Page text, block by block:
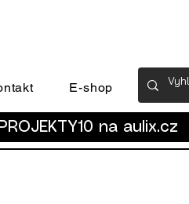
E-shop
na aulix.cz